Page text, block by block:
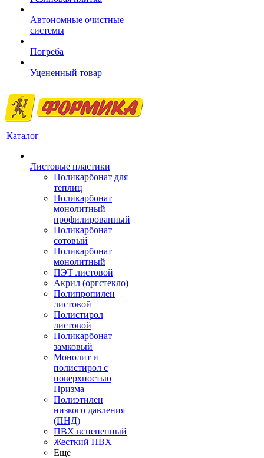
Автономные очистные
системы
Погреба
Уцененный товар
Каталог
Листовые пластики
Поликарбонат для
теплиц
Поликарбонат
монолитный
профилированный
Поликарбонат
сотовый
Поликарбонат
монолитный
ПЭТ листовой
Акрил (оргстекло)
Полипропилен
листовой
Полистирол
листовой
Поликарбонат
замковый
Монолит и
полистирол с
поверхностью
Призма
Полиэтилен
низкого давления
(ПНД)
ПВХ вспененный
Жесткий ПВХ
Ещё